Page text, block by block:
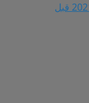
قبل